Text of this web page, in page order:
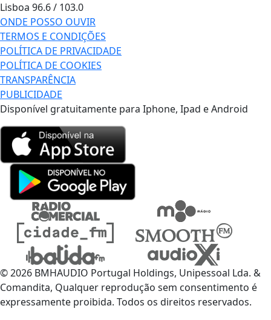
Lisboa 96.6 / 103.0
ONDE POSSO OUVIR
TERMOS E CONDIÇÕES
POLÍTICA DE PRIVACIDADE
POLÍTICA DE COOKIES
TRANSPARÊNCIA
PUBLICIDADE
Disponível gratuitamente para Iphone, Ipad e Android
© 2026 BMHAUDIO Portugal Holdings, Unipessoal Lda. &
Comandita, Qualquer reprodução sem consentimento é
expressamente proibida. Todos os direitos reservados.